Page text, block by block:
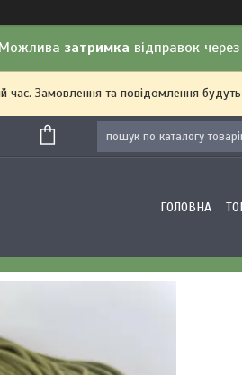
Можлива затримка відправок
час. Замовлення та повідомлення
ГОЛОВНА